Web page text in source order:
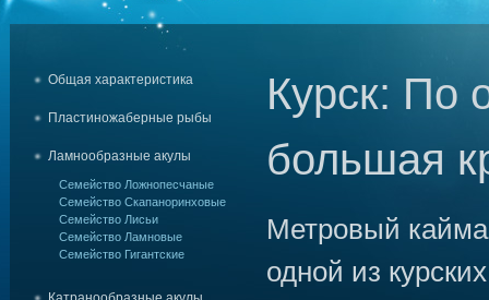
Общая характеристика
Пластиножаберные рыбы
Ламнообразные акулы
Семейство Ложнопесчаные
Семейство Скапаноринховые
Семейство Лисьи
Семейство Ламновые
Семейство Гигантские
Курск: По
большая
Метровый
одной из